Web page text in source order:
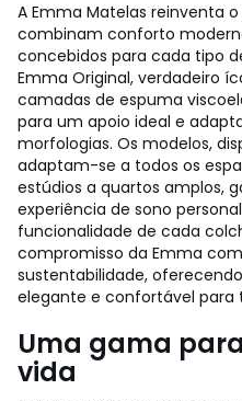
A Emma Matelas reinventa
combinam conforto
concebidos para cada tipo
Emma Original, verdadeiro
camadas de espuma
para um apoio ideal e
morfologias. Os modelos,
adaptam-se a todos os
estúdios a quartos amplos,
experiência de sono
funcionalidade de cada
compromisso da Emma
sustentabilidade,
elegante e confortável para
Uma gama
vida